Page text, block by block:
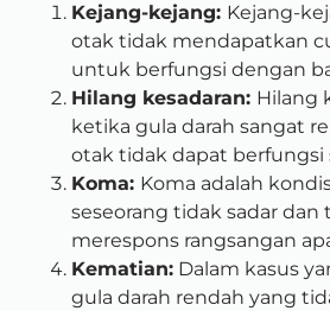
Kejang-kejang: Kejang-
otak tidak mendapatkan
untuk berfungsi dengan
Hilang kesadaran: Hilang
ketika gula darah sangat
otak tidak dapat berfungsi
Koma: Koma adalah
seseorang tidak sadar dan
merespons rangsangan
Kematian: Dalam kasus
gula darah rendah yang